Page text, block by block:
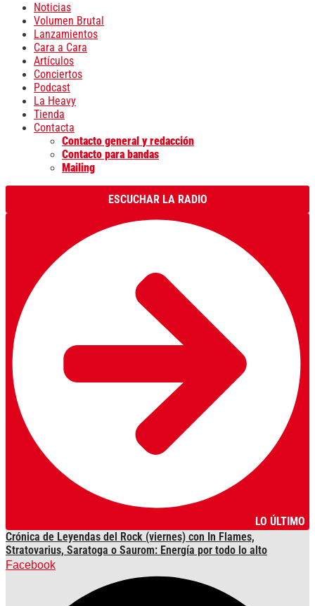
Noticias
Volumen Brutal
Lanzamientos
Cara a Cara
Artículos
Conciertos
Podcast
La Heavy
Tienda
Contacta
Contacto general y redacción
Contacto para bandas
Mailing
ESCUCHAR LA RADIO
LO ÚLTIMO
Crónica de Leyendas del Rock (viernes) con In Flames,
Stratovarius, Saratoga o Saurom: Energía por todo lo alto
Facebook